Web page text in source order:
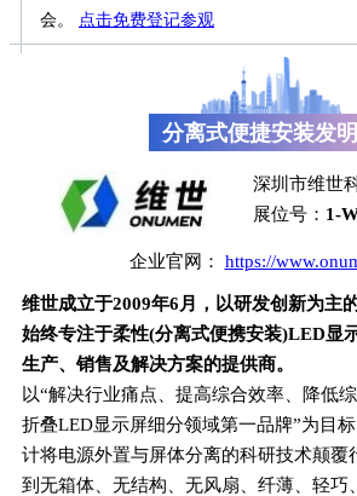
会。
点击免费登记参观
分离式便捷安装发
深圳市维世
展位号： 1-
企业官网： https://
维世成立于2009年6月，以研发创新为主
始终专注于柔性(分离式便携安装)LED显
生产、销售及解决方案的提供商。
以“解决行业痛点、提高综合效率、降低
折叠LED显示屏细分领域第一品牌”为目
计将电源外置与屏体分离的科研技术颠覆
到无箱体、无结构、无风扇、纤薄、轻巧